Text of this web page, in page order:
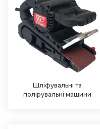
Шліфувальні та
полірувальні машини